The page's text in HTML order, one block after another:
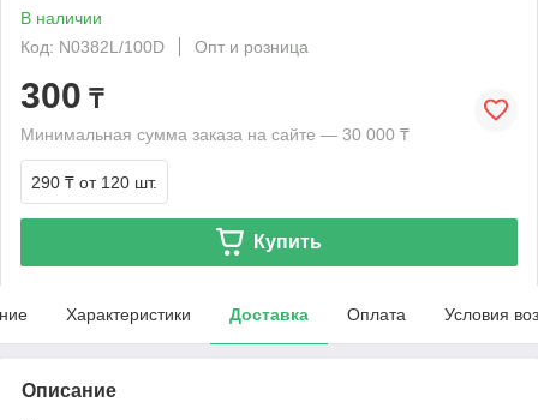
В наличии
Код: N0382L/100D
Опт и розница
300 ₸
Минимальная сумма заказа на сайте — 30 000 ₸
290 ₸ от 120 шт.
Купить
Характеристики Доставка Оплата Условия
Описание